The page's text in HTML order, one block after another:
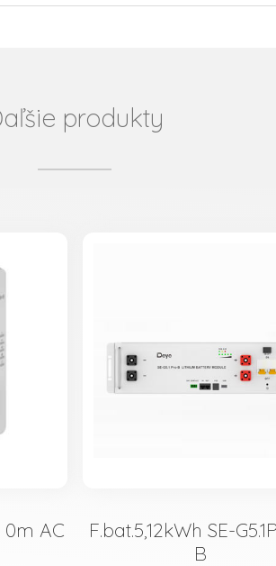
produkty
AC
F.bat.5,12kWh SE-
B